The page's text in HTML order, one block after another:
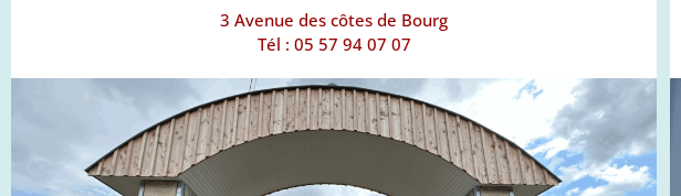
3 Avenue des côtes de Bourg
Tél : 05 57 94 07 07